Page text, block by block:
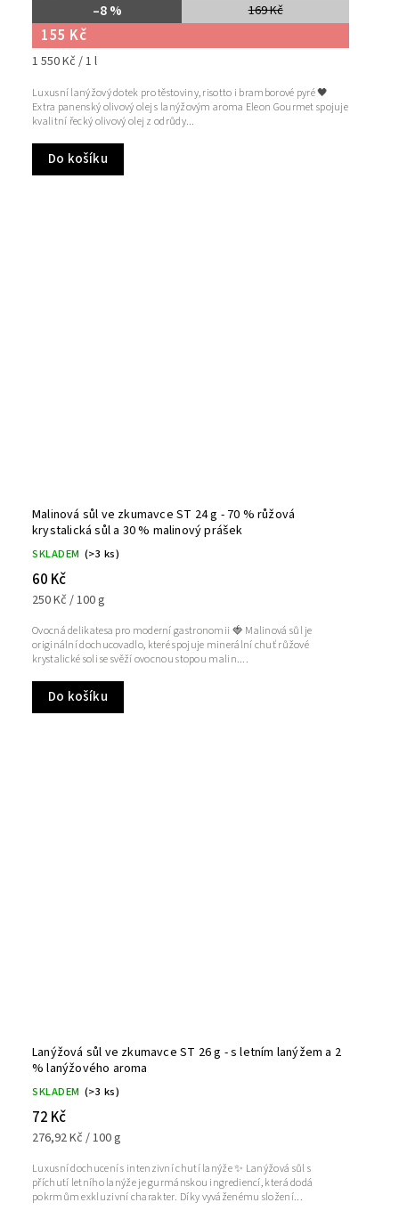
169 Kč
–8 %
155 Kč
1 550 Kč / 1 l
Do košíku
Luxusní lanýžový dotek pro těstoviny, risotto i bramborové pyré 🖤
Extra panenský olivový olej s lanýžovým aroma Eleon Gourmet spojuje
kvalitní řecký olivový olej z odrůdy...
Malinová sůl ve zkumavce ST 24 g - 70 % růžová
krystalická sůl a 30 % malinový prášek
SKLADEM (>3 ks)
60 Kč
250 Kč / 100 g
Do košíku
Ovocná delikatesa pro moderní gastronomii 🍓 Malinová sůl je
originální dochucovadlo, které spojuje minerální chuť růžové
krystalické soli se svěží ovocnou stopou malin....
Lanýžová sůl ve zkumavce ST 26 g - s letním lanýžem a 2
% lanýžového aroma
SKLADEM (>3 ks)
72 Kč
276,92 Kč / 100 g
Luxusní dochucení s intenzivní chutí lanýže ✨ Lanýžová sůl s
příchutí letního lanýže je gurmánskou ingrediencí, která dodá
pokrmům exkluzivní charakter. Díky vyváženému složení...